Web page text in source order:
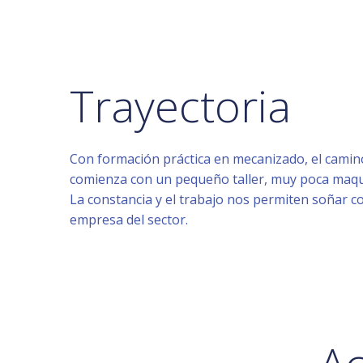
Trayectoria
Con formación práctica en mecanizado, el
comienza con un pequeño taller, muy poca
La constancia y el trabajo nos permiten soñar
empresa del sector.